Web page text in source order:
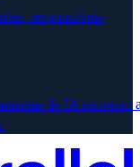
responsáveis,
de IA recorrem